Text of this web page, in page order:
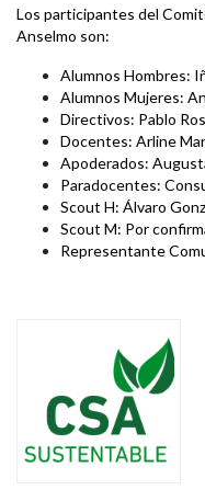
Los participantes del
Anselmo son:
Alumnos Hombres:
Alumnos Mujeres:
Directivos: Pablo
Docentes: Arline
Apoderados:
Paradocentes:
Scout H: Álvaro
Scout M: Por
Representante